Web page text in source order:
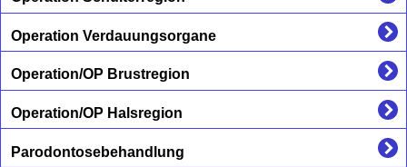
Operation Verdauungsorgane
Operation/OP Brustregion
Operation/OP Halsregion
Parodontosebehandlung